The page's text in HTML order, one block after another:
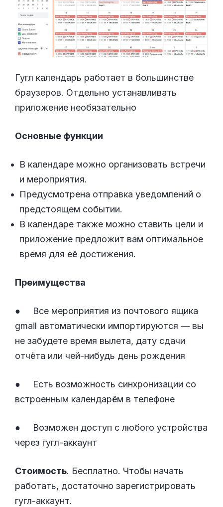
Гугл календарь работает в большинстве
браузеров. Отдельно устанавливать
приложение необязательно
Основные функции
В календаре можно организовать встречи
и мероприятия.
Предусмотрена отправка уведомлений о
предстоящем событии.
В календаре также можно ставить цели и
приложение предложит вам оптимальное
время для её достижения.
Преимущества
● Все мероприятия из почтового ящика
gmail автоматически импортируются — вы
не забудете время вылета, дату сдачи
отчёта или чей-нибудь день рождения
● Есть возможность синхронизации со
встроенным календарём в телефоне
● Возможен доступ с любого устройства
через гугл-аккаунт
Стоимость. Бесплатно. Чтобы начать
работать, достаточно зарегистрировать
гугл-аккаунт.